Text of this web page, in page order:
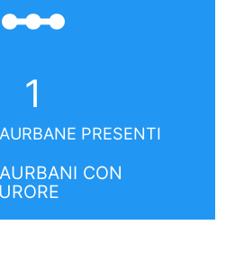
linear_scale
1
PRESENTI
CON